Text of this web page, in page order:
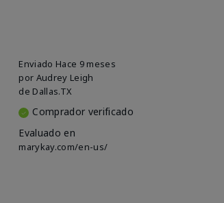
Enviado Hace 9 meses
por Audrey Leigh
de Dallas.TX
Comprador verificado
Evaluado en
marykay.com/en-us/